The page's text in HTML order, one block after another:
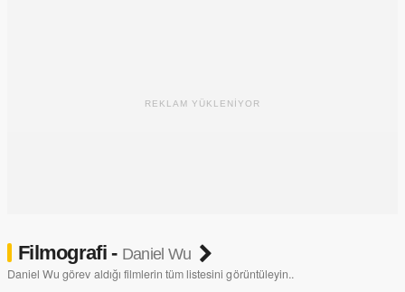
REKLAM YÜKLENİYOR
Filmografi - Daniel Wu
Daniel Wu görev aldığı filmlerin tüm listesini görüntüleyin..